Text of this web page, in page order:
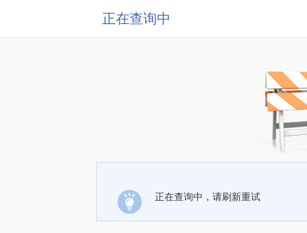
正在查询中
正在查询中，请刷新重试